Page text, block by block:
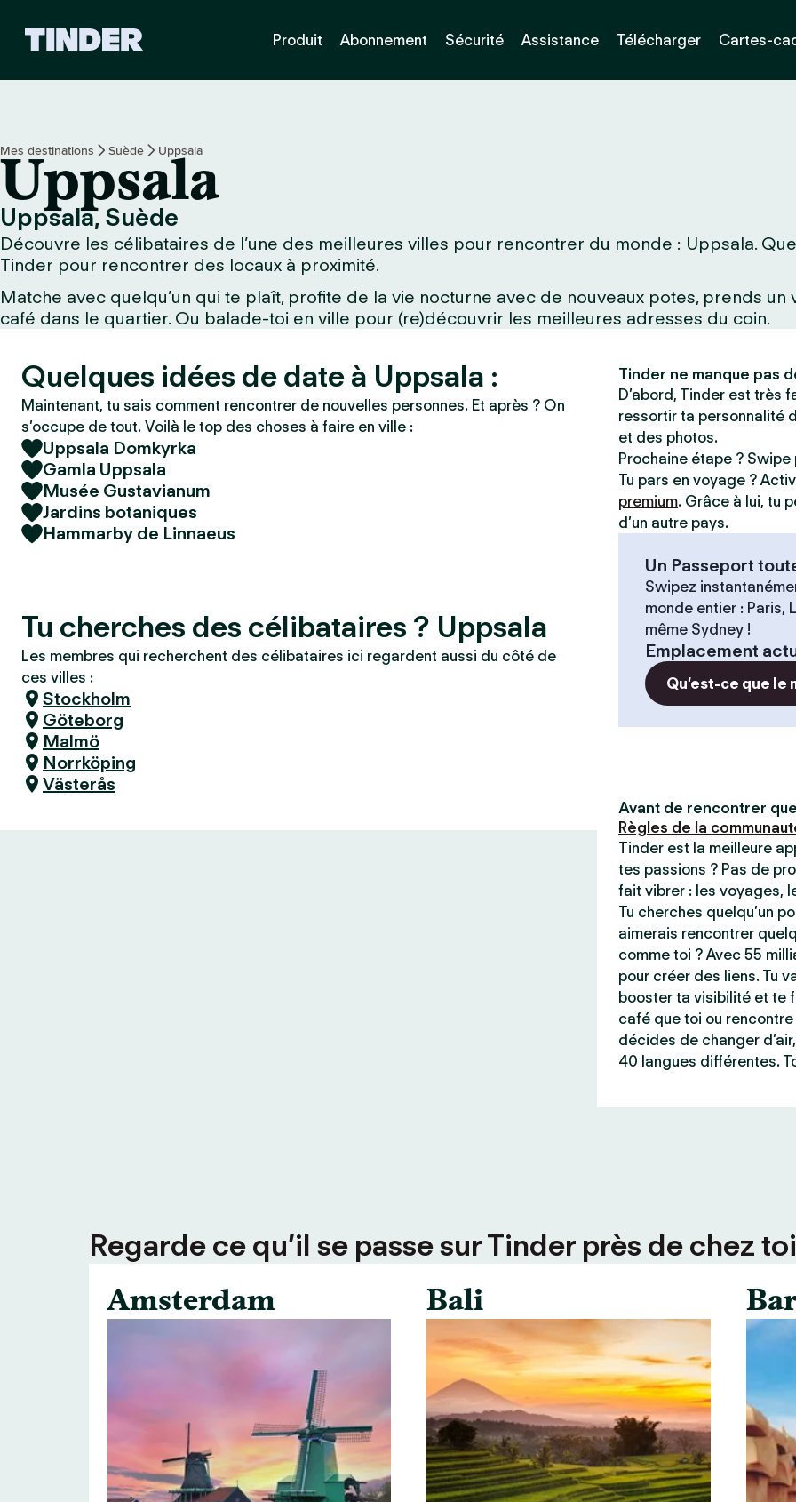
l
T
i
n
d
e
r
Produit Abonnement Sécurité Assistance Télécharger Cartes-
Mes destinations Suède Uppsala
Uppsala
Uppsala, Suède
Découvre les célibataires de l’une des meilleures villes pour rencontrer du monde : Uppsala.
Tinder pour rencontrer des locaux à proximité.
Matche avec quelqu’un qui te plaît, profite de la vie nocturne avec de nouveaux potes, prends
café dans le quartier. Ou balade-toi en ville pour (re)découvrir les meilleures adresses du coin.
Quelques idées de date à Uppsala :
Maintenant, tu sais comment rencontrer de nouvelles personnes. Et après ? On
s’occupe de tout. Voilà le top des choses à faire en ville :
Uppsala Domkyrka
Gamla Uppsala
Musée Gustavianum
Jardins botaniques
Hammarby de Linnaeus
Tu cherches des célibataires ? Uppsala
Les membres qui recherchent des célibataires ici regardent aussi du côté de
ces villes :
Stockholm
Göteborg
Malmö
Norrköping
Västerås
Tinder ne manque pas
D’abord, Tinder est très
ressortir ta personnalité
et des photos.
Prochaine étape ?
Tu pars en voyage ?
premium. Grâce à lui, tu
d’un autre pays.
Un Passeport
Swipez
monde entier : Paris,
même Sydney !
Emplacement
Qu’est-ce que le
Avant de rencontrer
Règles de la
Tinder est la meilleure
tes passions ? Pas de
fait vibrer : les voyages,
Tu cherches quelqu’un
aimerais rencontrer
comme toi ? Avec 55
pour créer des liens. Tu
booster ta visibilité et te
café que toi ou
décides de changer
40 langues différentes.
Regarde ce qu’il se passe sur Tinder près de chez
Amsterdam
Bali